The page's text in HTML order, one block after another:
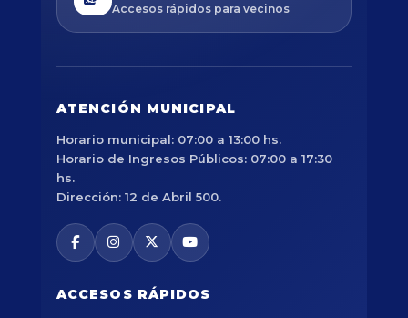
Accesos rápidos para vecinos
ATENCIÓN MUNICIPAL
Horario municipal: 07:00 a 13:00 hs.
Horario de Ingresos Públicos: 07:00 a 17:30
hs.
Dirección: 12 de Abril 500.
ACCESOS RÁPIDOS